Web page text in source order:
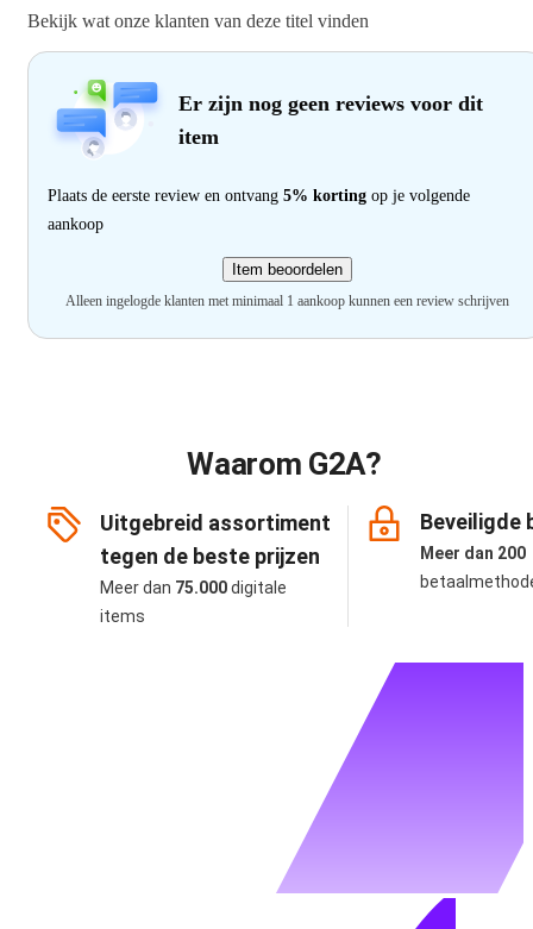
Bekijk wat onze klanten van deze titel vinden
Er zijn nog geen reviews voor dit
item
Plaats de eerste review en ontvang 5% korting op je volgende
aankoop
Item beoordelen
Alleen ingelogde klanten met minimaal 1 aankoop kunnen een review schrijven
Waarom G2A?
Uitgebreid assortiment
tegen de beste prijzen
Meer dan 75.000digitale
items
Beveiligde
Meer dan 200